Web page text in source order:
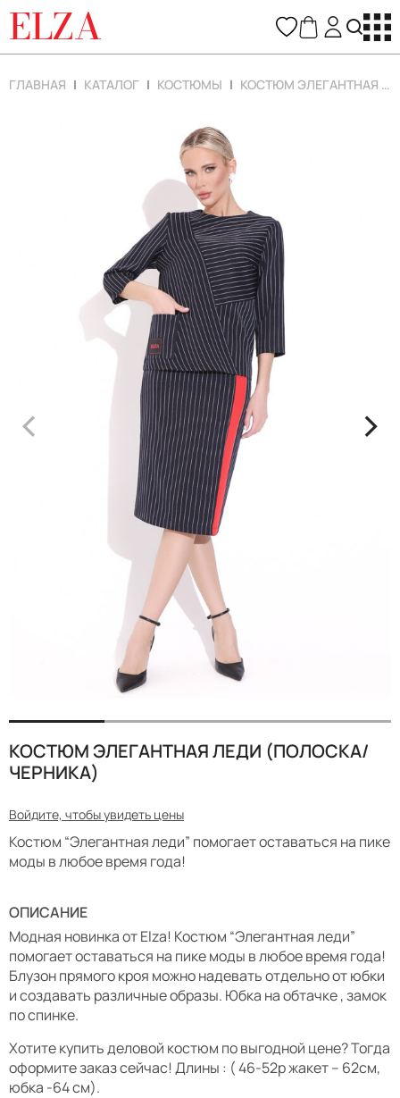
ELZA
ГЛАВНАЯ КАТАЛОГ КОСТЮМЫ КОСТЮМ ЭЛЕГАНТНАЯ ЛЕДИ (ПОЛОСКА/ЧЕРНИКА)
< >
КОСТЮМ ЭЛЕГАНТНАЯ ЛЕДИ (ПОЛОСКА/
ЧЕРНИКА)
Войдите, чтобы увидеть цены
Костюм “Элегантная леди” помогает оставаться на пике
моды в любое время года!
ОПИСАНИЕ
Модная новинка от Elza! Костюм “Элегантная леди”
помогает оставаться на пике моды в любое время года!
Блузон прямого кроя можно надевать отдельно от юбки
и создавать различные образы. Юбка на обтачке , замок
по спинке.
Хотите купить деловой костюм по выгодной цене? Тогда
оформите заказ сейчас! Длины : ( 46-52р жакет – 62см,
юбка -64 см).